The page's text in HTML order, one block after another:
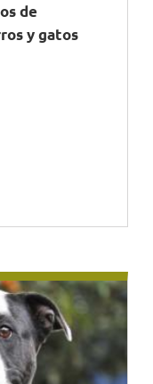
de
y gatos